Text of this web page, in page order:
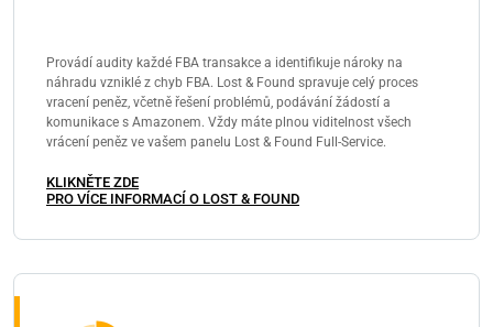
Provádí audity každé FBA transakce a identifikuje nároky na
náhradu vzniklé z chyb FBA. Lost & Found spravuje celý proces
vracení peněz, včetně řešení problémů, podávání žádostí a
komunikace s Amazonem. Vždy máte plnou viditelnost všech
vrácení peněz ve vašem panelu Lost & Found Full-Service.
KLIKNĚTE ZDE
PRO VÍCE INFORMACÍ O LOST & FOUND